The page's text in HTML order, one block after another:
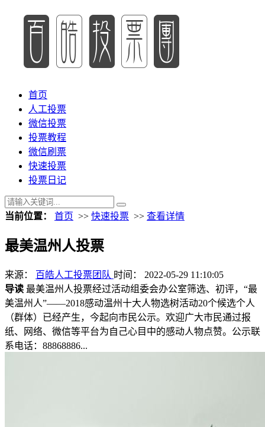
首页
人工投票
微信投票
投票教程
微信刷票
快速投票
投票日记
当前位置： 首页 >> 快速投票 >> 查看详情
最美温州人投票
来源： 百皓人工投票团队 时间： 2022-05-29 11:10:05
导读 最美温州人投票经过活动组委会办公室筛选、初评，“最
美温州人”——2018感动温州十大人物选树活动20个候选个人
（群体）已经产生，今起向市民公示。欢迎广大市民通过报
纸、网络、微信等平台为自己心目中的感动人物点赞。公示联
系电话：88868886...